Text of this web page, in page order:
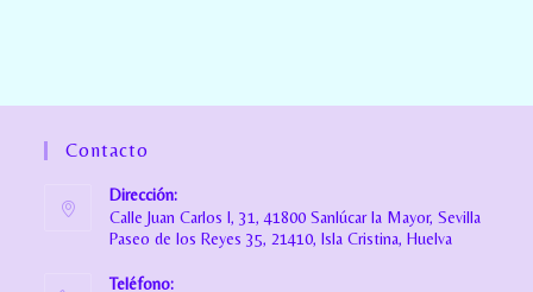
Contacto
Dirección:
Calle Juan Carlos I, 31, 41800 Sanlúcar la Mayor, Sevilla
Paseo de los Reyes 35, 21410, Isla Cristina, Huelva
Teléfono: